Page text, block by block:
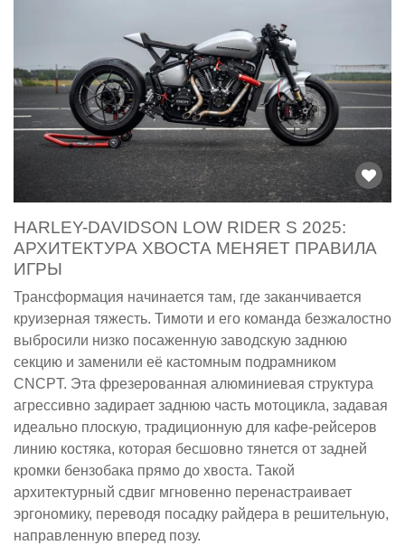
HARLEY-DAVIDSON LOW RIDER S 2025:
АРХИТЕКТУРА ХВОСТА МЕНЯЕТ ПРАВИЛА
ИГРЫ
Трансформация начинается там, где заканчивается
круизерная тяжесть. Тимоти и его команда безжалостно
выбросили низко посаженную заводскую заднюю
секцию и заменили её кастомным подрамником
CNCPT. Эта фрезерованная алюминиевая структура
агрессивно задирает заднюю часть мотоцикла, задавая
идеально плоскую, традиционную для кафе-рейсеров
линию костяка, которая бесшовно тянется от задней
кромки бензобака прямо до хвоста. Такой
архитектурный сдвиг мгновенно перенастраивает
эргономику, переводя посадку райдера в решительную,
направленную вперед позу.